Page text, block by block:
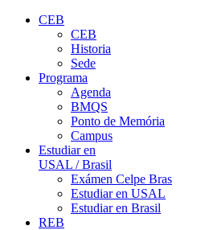
CEB
CEB
Historia
Sede
Programa
Agenda
BMQS
Ponto de Memória
Campus
Estudiar en
USAL / Brasil
Exámen Celpe Bras
Estudiar en USAL
Estudiar en Brasil
REB